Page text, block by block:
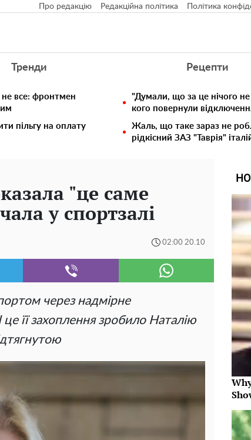
Про редакцію Редакційна політика Політика
Тренди Рецепти
все: фронтмен
"Думали, що за це нічого
кого повернули
пільгу на оплату
Жаль, що таке зараз не
рідкісний ЗАЗ "Таврія"
"це саме
у спортзалі
02:00 20.10
через надмірне
це її захоплення зробило Наталію